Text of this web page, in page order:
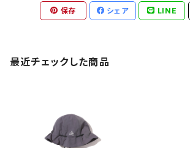
保存 シェア LINE
最近チェックした商品